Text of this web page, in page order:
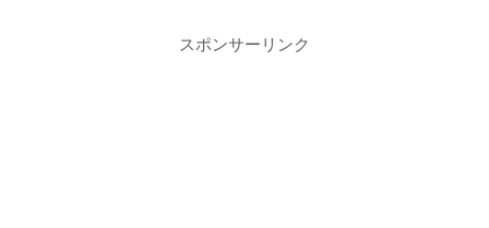
スポンサーリンク